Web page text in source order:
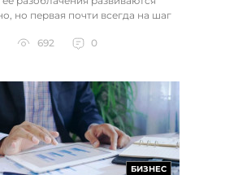
но первая почти всегда на шаг
692 0
БИЗНЕС